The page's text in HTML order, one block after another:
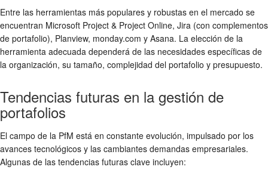
Entre las herramientas más populares y robustas en el mercado se
encuentran Microsoft Project & Project Online, Jira (con complementos
de portafolio), Planview, monday.com y Asana. La elección de la
herramienta adecuada dependerá de las necesidades específicas de
la organización, su tamaño, complejidad del portafolio y presupuesto.
Tendencias futuras en la gestión de
portafolios
El campo de la PfM está en constante evolución, impulsado por los
avances tecnológicos y las cambiantes demandas empresariales.
Algunas de las tendencias futuras clave incluyen: